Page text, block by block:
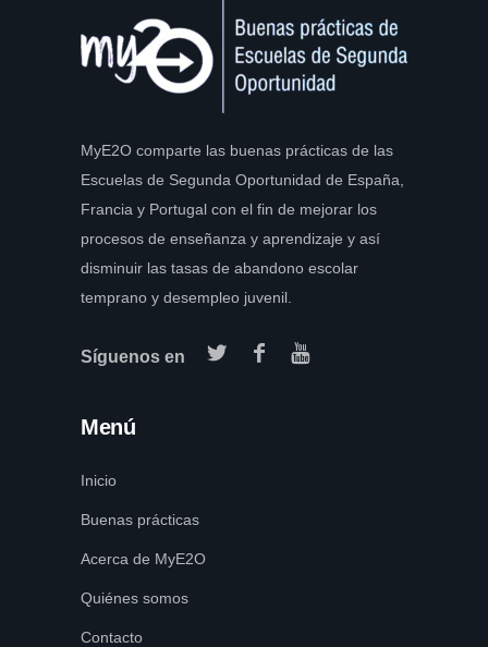
MyE2O comparte las buenas prácticas de las
Escuelas de Segunda Oportunidad de España,
Francia y Portugal con el fin de mejorar los
procesos de enseñanza y aprendizaje y así
disminuir las tasas de abandono escolar
temprano y desempleo juvenil.
Síguenos en
Menú
Inicio
Buenas prácticas
Acerca de MyE2O
Quiénes somos
Contacto